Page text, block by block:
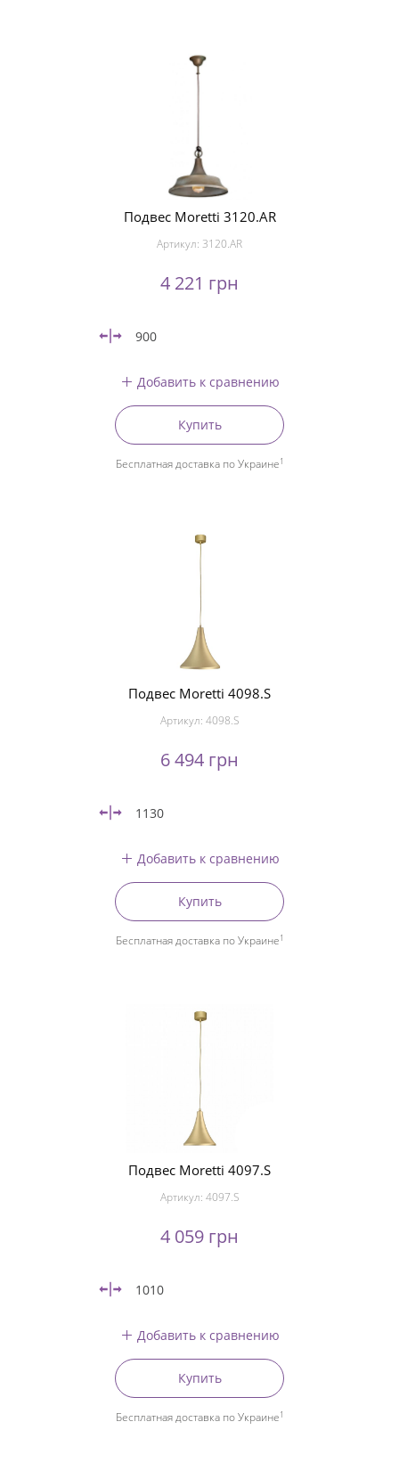
Подвес Moretti 3120.AR
Артикул: 3120.AR
4 221 грн
900
Добавить к сравнению
Купить
Бесплатная доставка по Украине1
Подвес Moretti 4098.S
Артикул: 4098.S
6 494 грн
1130
Добавить к сравнению
Купить
Бесплатная доставка по Украине1
Подвес Moretti 4097.S
Артикул: 4097.S
4 059 грн
1010
Добавить к сравнению
Купить
Бесплатная доставка по Украине1